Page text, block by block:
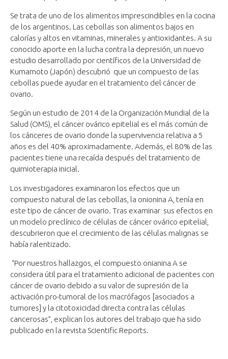
Se trata de uno de los alimentos imprescindibles en la cocina
de los argentinos. Las cebollas son alimentos bajos en
calorías y altos en vitaminas, minerales y antioxidantes. A su
conocido aporte en la lucha contra la depresión, un nuevo
estudio desarrollado por científicos de la Universidad de
Kumamoto (Japón) descubrió que un compuesto de las
cebollas puede ayudar en el tratamiento del cáncer de
ovario.
Según un estudio de 2014 de la Organización Mundial de la
Salud (OMS), el cáncer ovárico epitelial es el más común de
los cánceres de ovario donde la supervivencia relativa a 5
años es del 40% aproximadamente. Además, el 80% de las
pacientes tiene una recaída después del tratamiento de
quimioterapia inicial.
Los investigadores examinaron los efectos que un
compuesto natural de las cebollas, la onionina A, tenía en
este tipo de cáncer de ovario. Tras examinar sus efectos en
un modelo preclínico de células de cáncer ovárico epitelial,
descubrieron que el crecimiento de las células malignas se
había ralentizado.
“Por nuestros hallazgos, el compuesto onianina A se
considera útil para el tratamiento adicional de pacientes con
cáncer de ovario debido a su valor de supresión de la
activación pro-tumoral de los macrófagos [asociados a
tumores] y la citotoxicidad directa contra las células
cancerosas”, explican los autores del trabajo que ha sido
publicado en la revista Scientific Reports.